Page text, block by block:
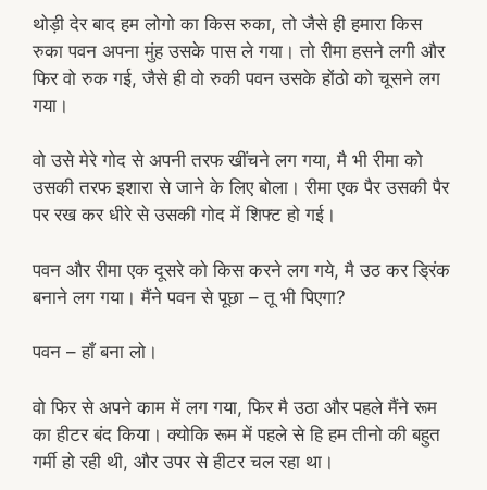
थोड़ी देर बाद हम लोगो का किस रुका, तो जैसे ही हमारा किस
रुका पवन अपना मुंह उसके पास ले गया। तो रीमा हसने लगी और
फिर वो रुक गई, जैसे ही वो रुकी पवन उसके होंठो को चूसने लग
गया।
वो उसे मेरे गोद से अपनी तरफ खींचने लग गया, मै भी रीमा को
उसकी तरफ इशारा से जाने के लिए बोला। रीमा एक पैर उसकी पैर
पर रख कर धीरे से उसकी गोद में शिफ्ट हो गई।
पवन और रीमा एक दूसरे को किस करने लग गये, मै उठ कर ड्रिंक
बनाने लग गया। मैंने पवन से पूछा – तू भी पिएगा?
पवन – हाँ बना लो।
वो फिर से अपने काम में लग गया, फिर मै उठा और पहले मैंने रूम
का हीटर बंद किया। क्योकि रूम में पहले से हि हम तीनो की बहुत
गर्मी हो रही थी, और उपर से हीटर चल रहा था।